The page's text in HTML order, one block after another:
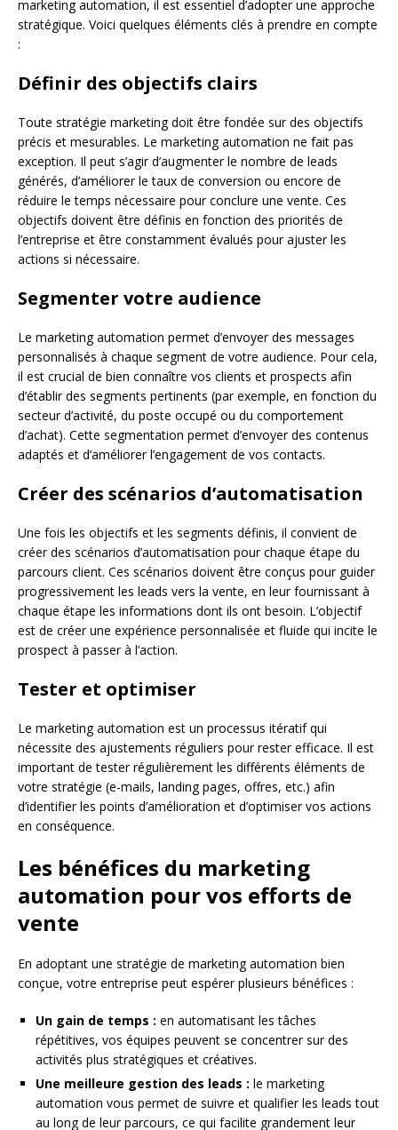
marketing automation, il est essentiel d’adopter une approche
stratégique. Voici quelques éléments clés à prendre en compte
:
Définir des objectifs clairs
Toute stratégie marketing doit être fondée sur des objectifs
précis et mesurables. Le marketing automation ne fait pas
exception. Il peut s’agir d’augmenter le nombre de leads
générés, d’améliorer le taux de conversion ou encore de
réduire le temps nécessaire pour conclure une vente. Ces
objectifs doivent être définis en fonction des priorités de
l’entreprise et être constamment évalués pour ajuster les
actions si nécessaire.
Segmenter votre audience
Le marketing automation permet d’envoyer des messages
personnalisés à chaque segment de votre audience. Pour cela,
il est crucial de bien connaître vos clients et prospects afin
d’établir des segments pertinents (par exemple, en fonction du
secteur d’activité, du poste occupé ou du comportement
d’achat). Cette segmentation permet d’envoyer des contenus
adaptés et d’améliorer l’engagement de vos contacts.
Créer des scénarios d’automatisation
Une fois les objectifs et les segments définis, il convient de
créer des scénarios d’automatisation pour chaque étape du
parcours client. Ces scénarios doivent être conçus pour guider
progressivement les leads vers la vente, en leur fournissant à
chaque étape les informations dont ils ont besoin. L’objectif
est de créer une expérience personnalisée et fluide qui incite le
prospect à passer à l’action.
Tester et optimiser
Le marketing automation est un processus itératif qui
nécessite des ajustements réguliers pour rester efficace. Il est
important de tester régulièrement les différents éléments de
votre stratégie (e-mails, landing pages, offres, etc.) afin
d’identifier les points d’amélioration et d’optimiser vos actions
en conséquence.
Les bénéfices du marketing
automation pour vos efforts de
vente
En adoptant une stratégie de marketing automation bien
conçue, votre entreprise peut espérer plusieurs bénéfices :
Un gain de temps : en automatisant les tâches
répétitives, vos équipes peuvent se concentrer sur des
activités plus stratégiques et créatives.
Une meilleure gestion des leads : le marketing
automation vous permet de suivre et qualifier les leads tout
au long de leur parcours, ce qui facilite grandement leur